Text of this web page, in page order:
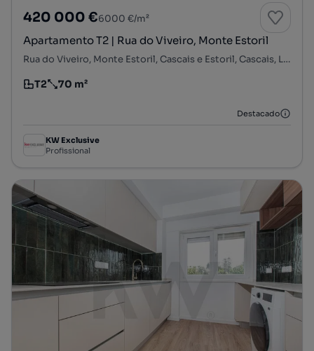
420 000 €6000 €/m²
Apartamento T2 | Rua do Viveiro, Monte Estoril
Rua do Viveiro, Monte Estoril, Cascais e Estoril, Cascais, Lisboa
Tipologia
T2
Preço por metro quadrado
70 m²
Destacado
KW Exclusive
Profissional